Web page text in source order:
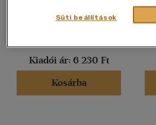
(410)
Kiadói ár: 6 230 Ft
Kosárba
Süti beállítások